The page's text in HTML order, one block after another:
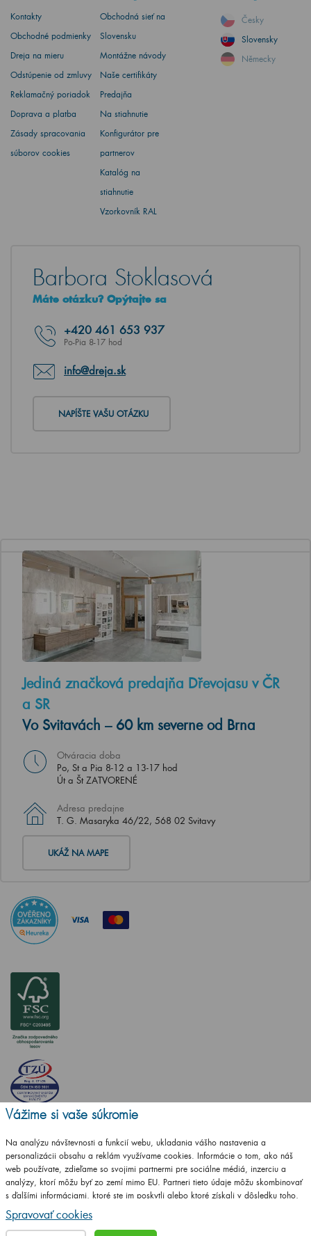
Kontakty
Obchodné podmienky
Dreja na mieru
Odstúpenie od zmluvy
Reklamačný poriadok
Doprava a platba
Zásady spracovania
súborov cookies
Obchodná sieť na
Slovensku
Montážne návody
Naše certifikáty
Predajňa
Na stiahnutie
Konfigurátor pre
partnerov
Katalóg na
stiahnutie
Vzorkovník RAL
Česky
Slovensky
Německy
Barbora Stoklasová
Máte otázku? Opýtajte sa
+420 461 653 937
Po-Pia 8-17 hod
info@dreja.sk
NAPÍŠTE VAŠU OTÁZKU
Jediná značková predajňa Dřevojasu v ČR
a SR
Vo Svitavách – 60 km severne od Brna
Otváracia doba
Po, St a Pia 8-12 a 13-17 hod
Út a Št ZATVORENÉ
Adresa predajne
T. G. Masaryka 46/22, 568 02 Svitavy
UKÁŽ NA MAPE
Vytvorilo studioCZECHGROUP.cz
© 2009 - 2025 Kúpeľnový nábytok Dřevojas v. d.,
Vážime si vaše súkromie
Na analýzu návštevnosti a funkcií webu, ukladania vášho nastavenia a
personalizácii obsahu a reklám využívame cookies. Informácie o tom, ako náš
web používate, zdieľame so svojimi partnermi pre sociálne médiá, inzerciu a
analýzy, ktorí môžu byť zo zemí mimo EU. Partneri tieto údaje môžu skombinovať
s ďalšími informáciami, ktoré ste im poskytli alebo ktoré získali v dôsledku toho,
že používate ich služby.
Spravovať cookies